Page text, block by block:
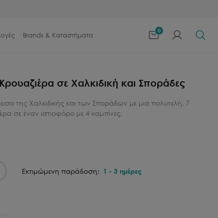
Brands & Καταστήματα
0
σε Χαλκιδική και Σποράδες
της Χαλκιδικής και των Σποράδων με μια πολυτελή, 7
σε έναν ιστιοφόρο με 4 καμπίνες.
Εκτιμώμενη παράδοση: 1 - 3 ημέρες